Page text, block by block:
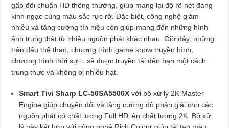
gấp đôi chuẩn HD thông thường, giúp mang lại độ rõ nét đáng
kinh ngạc cùng màu sắc rực rỡ. Đặc biệt, công nghệ giảm
nhiễu và tăng cường tín hiệu còn giúp mang đến những hình
ảnh trung thật từ nhiều nguồn phát khác nhau. Giờ đây, những
trận đấu thể thao, chương trình game show truyền hình,
chương trình thời sự… sẽ được truyền tải đến bạn một cách
trung thực và không bị nhiễu hạt.
Smart Tivi Sharp LC-50SA5500X với bộ xử lý 2K Master
Engine giúp chuyển đổi và tăng cường độ phân giải cho các
nguồn phát có chất lượng Full HD lên chất lượng 2K. Bộ xử